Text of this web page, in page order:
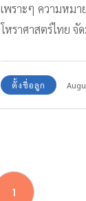
เพราะๆ ความหม
โหราศาสตร์ไทย จั
ตั้งชื่อลูก
1